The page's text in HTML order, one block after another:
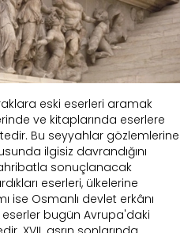
eski eserleri aramak
ve kitaplarında eserlere
Bu seyyahlar gözlemlerine
ilgisiz davrandığını
sonuçlanacak
eserleri, ülkelerine
ise Osmanlı devlet erkânı
bugün Avrupa'daki